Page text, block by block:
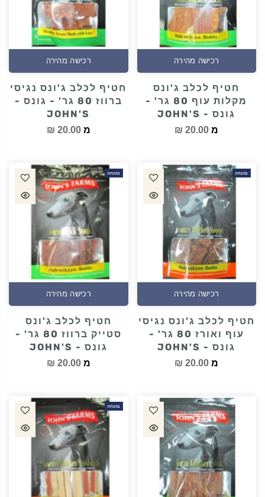
רכישה מהירה
חטיף לכלב ג'ונס
מקלות עוף 80 גר' -
גונס - JOHN'S
מ20.00 ₪
רכישה מהירה
חטיף לכלב ג'ונס נגיסי
ברווז 80 גר' - גונס -
JOHN'S
מ 20.00 ₪
בהנחה
רכישה מהירה
חטיף לכלב ג'ונס נגיסי
עוף ואורז 80 גר' -
גונס - JOHN'S
מ20.00 ₪
בהנחה
רכישה מהירה
חטיף לכלב ג'ונס
סטייק ברווז 80 גר' -
גונס - JOHN'S
מ 20.00 ₪
בהנחה